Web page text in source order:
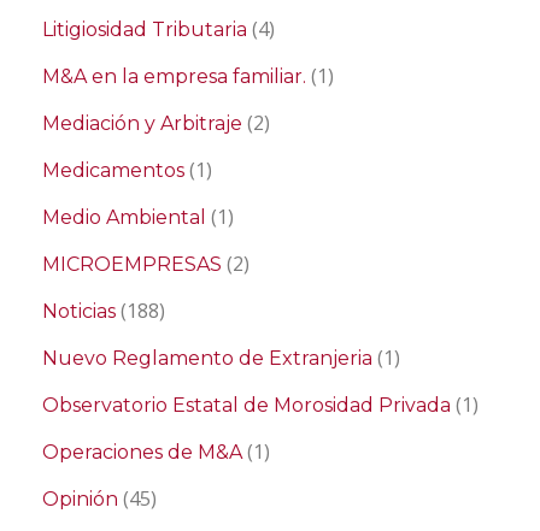
Litigiosidad Tributaria (4)
M&A en la empresa familiar. (1)
Mediación y Arbitraje (2)
Medicamentos (1)
Medio Ambiental (1)
MICROEMPRESAS (2)
Noticias (188)
Nuevo Reglamento de Extranjeria (1)
Observatorio Estatal de Morosidad Privada (1)
Operaciones de M&A(1)
Opinión (45)